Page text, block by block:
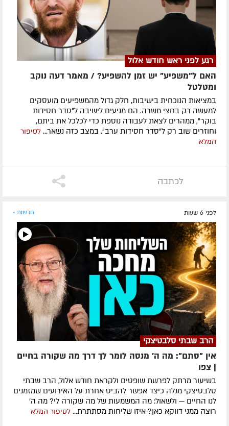
רגע לפני ראש חודש אלול
האם ל"משפיע" יש זמן להשפיע? / מאמר דעה נוקב
ומטלטל
במציאות הנוכחית בישיבות, חלק גדול מהמשפיעים מועסקים
למעשה רק בחצי משרה. הם מגיעים לישיבה ל"סדר חסידות
בוקר", ממהרים לצאת לעבודה נוספת כדי לכלכל את ביתם,
וחוזרים שוב רק ל"סדר חסידות ערב". במצב כזה נשאר... לסיפור
המלא
לכתבה
לפני 6 שעות חדשות »
הרב שבתי סלבטיצקי
אין "סתם": מה ה׳ מנסה לומר לך דרך מה שקורה בחיים
| צפו
בשיעור מרתק לפרשת שופטים ולקראת חודש אלול, הרב שבתי
סלבטיצקי מגלה כיצד אפשר להביט אחרת על האירועים שמזמנים
לנו החיים — ולשאול: מה המשמעות של מה שקורה לי? מה ה׳
רוצה ממני דווקא כאן? איזו שליחות מסתתרת... לסיפור המלא